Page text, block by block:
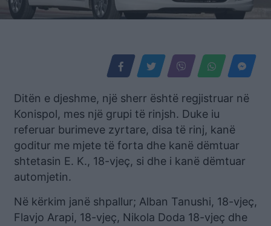
Ditën e djeshme, një sherr është regjistruar në
Konispol, mes një grupi të rinjsh. Duke iu
referuar burimeve zyrtare, disa të rinj, kanë
goditur me mjete të forta dhe kanë dëmtuar
shtetasin E. K., 18-vjeç, si dhe i kanë dëmtuar
automjetin.
Në kërkim janë shpallur; Alban Tanushi, 18-vjeç,
Flavjo Arapi, 18-vjeç, Nikola Doda 18-vjeç dhe